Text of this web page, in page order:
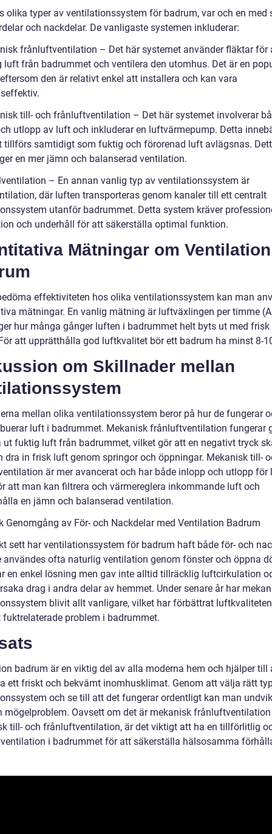
olika typer av ventilationssystem för badrum, var och en med
och nackdelar. De vanligaste systemen inkluderar:
frånluftventilation – Det här systemet använder fläktar för
luft från badrummet och ventilera den utomhus. Det är en
den är relativt enkel att installera och kan vara
till- och frånluftventilation – Det här systemet involverar
utlopp av luft och inkluderar en luftvärmepump. Detta
tillförs samtidigt som fuktig och förorenad luft avlägsnas.
en mer jämn och balanserad ventilation.
– En annan vanlig typ av ventilationssystem är
där luften transporteras genom kanaler till ett centralt
utanför badrummet. Detta system kräver
och underhåll för att säkerställa optimal funktion.
Mätningar om Ventilation
effektiviteten hos olika ventilationssystem kan man
mätningar. En vanlig mätning är luftväxlingen per timme
hur många gånger luften i badrummet helt byts ut med
att upprätthålla god luftkvalitet bör ett badrum ha minst 8-
om Skillnader mellan
mellan olika ventilationssystem beror på hur de fungerar
luft i badrummet. Mekanisk frånluftventilation fungerar
ut fuktig luft från badrummet, vilket gör att en negativt tryck
dra in frisk luft genom springor och öppningar. Mekanisk till-
är mer avancerat och har både inlopp och utlopp för
att man kan filtrera och värmereglera inkommande luft och
en jämn och balanserad ventilation.
Genomgång av För- och Nackdelar med Ventilation Badrum
sett har ventilationssystem för badrum haft både för- och
användes ofta naturlig ventilation genom fönster och öppna
en enkel lösning men gav inte alltid tillräcklig luftcirkulation
drag i andra delar av hemmet. Under senare år har
blivit allt vanligare, vilket har förbättrat
problem i badrummet.
badrum är en viktig del av alla moderna hem och hjälper till
ett friskt och bekvämt inomhusklimat. Genom att välja rätt
och se till att det fungerar ordentligt kan man
mögelproblem. Oavsett om det är mekanisk frånluftventilation
till- och frånluftventilation, är det viktigt att ha en tillförlitlig
i badrummet för att säkerställa hälsosamma